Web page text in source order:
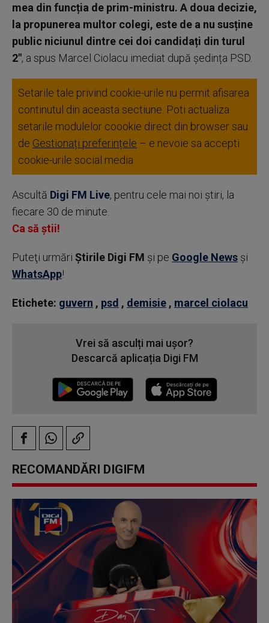
mea din funcția de prim-ministru. A doua decizie,
la propunerea multor colegi, este de a nu susține
public niciunul dintre cei doi candidați din turul
2", a spus Marcel Ciolacu imediat după ședința PSD.
Setarile tale privind cookie-urile nu permit afisarea
continutul din aceasta sectiune. Poti actualiza
setarile modulelor coookie direct din browser sau
de Gestionați preferințele – e nevoie sa accepti
cookie-urile social media
Ascultă Digi FM Live, pentru cele mai noi știri, la
fiecare 30 de minute.
Ca să știi!
Puteţi urmări Știrile Digi FM şi pe Google News şi
WhatsApp!
Etichete: guvern , psd , demisie , marcel ciolacu
Vrei să asculți mai ușor?
Descarcă aplicația Digi FM
RECOMANDĂRI DIGIFM